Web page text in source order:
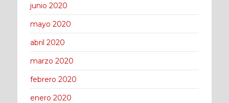
junio 2020
mayo 2020
abril 2020
marzo 2020
febrero 2020
enero 2020